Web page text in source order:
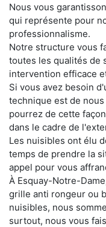
Nous vous
qui représente pour
professionnalisme.
Notre structure vous
toutes les qualités de
intervention efficace
Si vous avez besoin
technique est de
pourrez de cette
dans le cadre de
Les nuisibles ont élu
temps de prendre la
appel pour vous
À Esquay-Notre-
grille anti rongeur ou
nuisibles, nous
surtout, nous vous